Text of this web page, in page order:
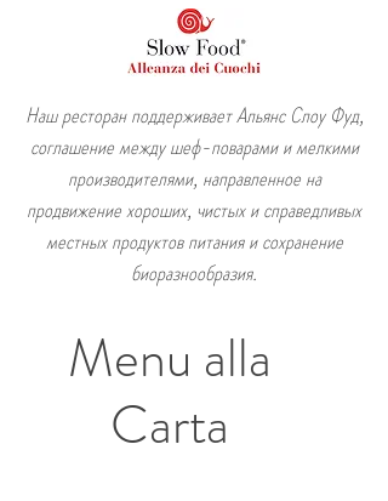
Наш ресторан поддерживает Альянс Слоу Фуд,
соглашение между шеф-поварами и мелкими
производителями, направленное на
продвижение хороших, чистых и справедливых
местных продуктов питания и сохранение
биоразнообразия.
Menu alla
Carta